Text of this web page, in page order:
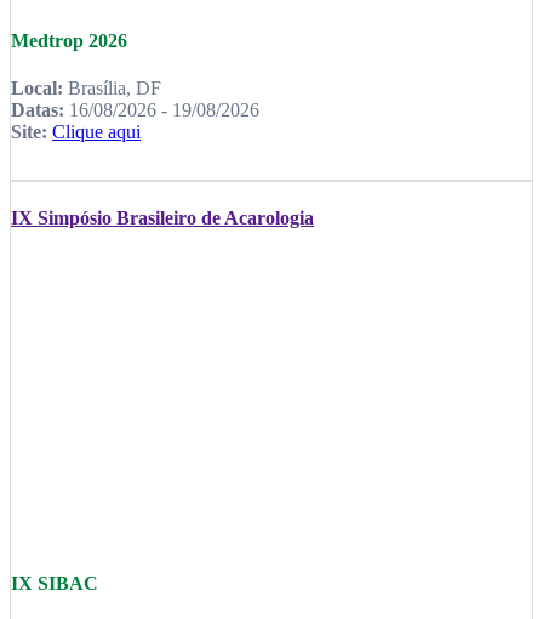
Medtrop 2026
Local: Brasília, DF
Datas: 16/08/2026 - 19/08/2026
Site: Clique aqui
IX Simpósio Brasileiro de Acarologia
IX SIBAC